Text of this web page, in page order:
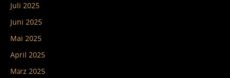
Juli 2025
Juni 2025
Mai 2025
April 2025
März 2025